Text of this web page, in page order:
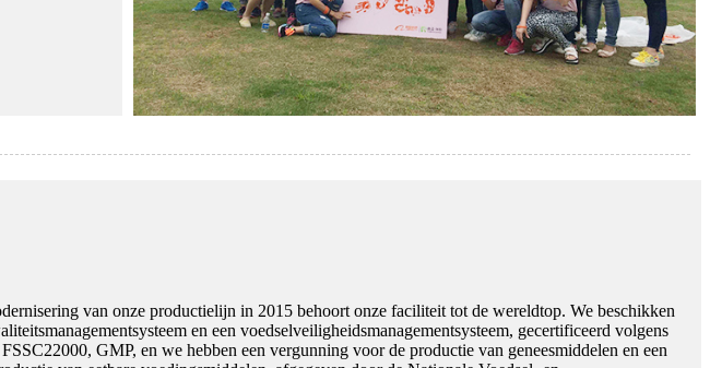
van onze productielijn in 2015 behoort onze faciliteit tot de wereldtop. We beschikken
en een voedselveiligheidsmanagementsysteem, gecertificeerd volgens
GMP, en we hebben een vergunning voor de productie van geneesmiddelen en een